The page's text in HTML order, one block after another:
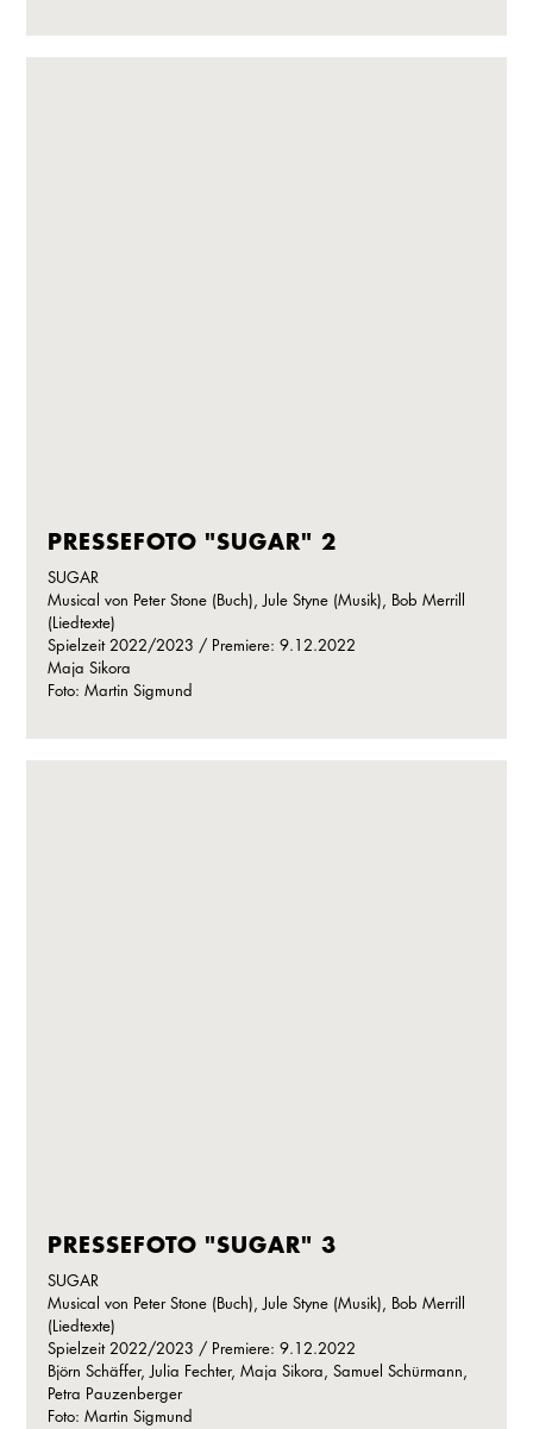
PRESSEFOTO "SUGAR" 2
SUGAR
Musical von Peter Stone (Buch), Jule Styne (Musik), Bob Merrill
(Liedtexte)
Spielzeit 2022/2023 / Premiere: 9.12.2022
Maja Sikora
Foto: Martin Sigmund
PRESSEFOTO "SUGAR" 3
SUGAR
Musical von Peter Stone (Buch), Jule Styne (Musik), Bob Merrill
(Liedtexte)
Spielzeit 2022/2023 / Premiere: 9.12.2022
Björn Schäffer, Julia Fechter, Maja Sikora, Samuel Schürmann,
Petra Pauzenberger
Foto: Martin Sigmund